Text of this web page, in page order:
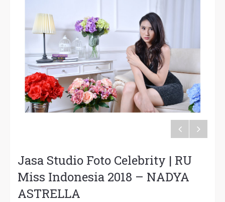
Jasa Studio Foto Celebrity | RU
Miss Indonesia 2018 – NADYA
ASTRELLA